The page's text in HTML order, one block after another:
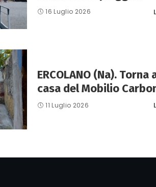
16 Luglio 2026
ERCOLANO (Na).
casa del Mobilio
11 Luglio 2026